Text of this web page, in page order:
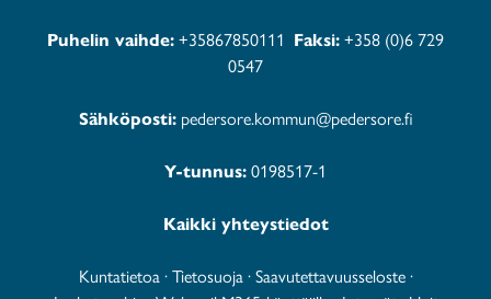
Puhelin vaihde:+35867850111 Faksi:+358 (0)6 729
0547
Sähköposti: pedersore.kommun@pedersore.fi
Y-tunnus:0198517-1
Kaikki yhteystiedot
Kuntatietoa·Tietosuoja·Saavutettavuusseloste·